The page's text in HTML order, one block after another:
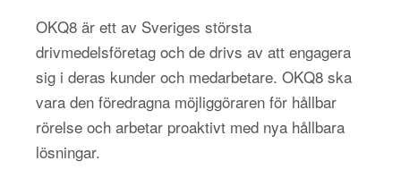
OKQ8 är ett av Sveriges största
drivmedelsföretag och de drivs av att engagera
sig i deras kunder och medarbetare. OKQ8 ska
vara den föredragna möjliggöraren för hållbar
rörelse och arbetar proaktivt med nya hållbara
lösningar.